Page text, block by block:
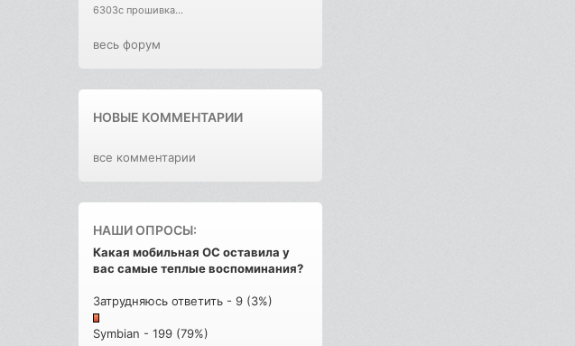
6303с прошивка...
весь форум
НОВЫЕ КОММЕНТАРИИ
все комментарии
НАШИ ОПРОСЫ:
Какая мобильная ОС оставила у
вас самые теплые воспоминания?
Затрудняюсь ответить - 9 (3%)
Symbian - 199 (79%)